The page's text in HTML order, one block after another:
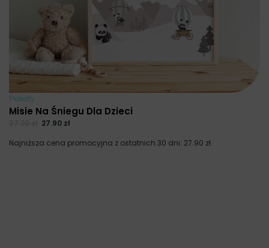
Plakaty
Misie Na Śniegu Dla Dzieci
27.90 zł
Najniższa cena promocyjna z ostatnich 30 dni: 27.90 zł.